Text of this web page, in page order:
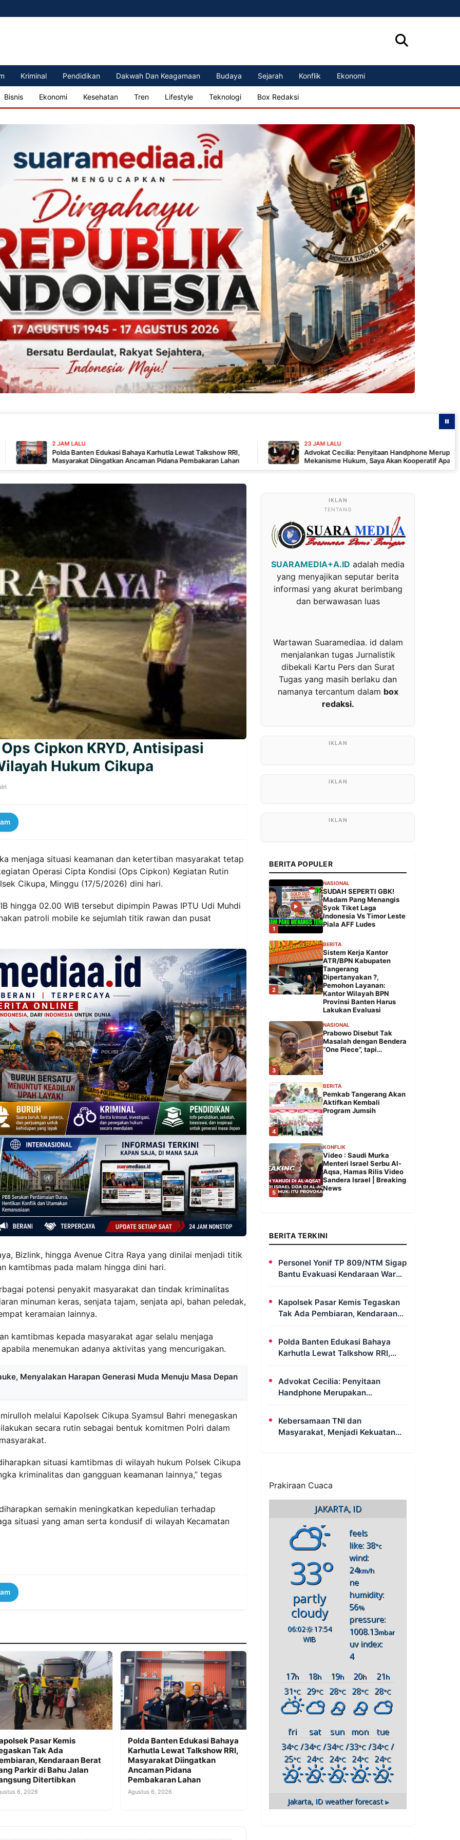
Kriminal Pendidikan Dakwah Dan Keagamaan Budaya Sejarah Konflik Ekonomi
Bisnis Ekonomi Kesehatan Tren Lifestyle Teknologi Box Redaksi
LALU
Banten Edukasi Bahaya Karhutla Lewat Talkshow RRI,
Diingatkan Ancaman Pidana Pembakaran Lahan
23 JAM LALU
Advokat Cecilia: Penyitaan Handphone Merupakan
Mekanisme Hukum, Saya Akan Kooperatif Apabila Diminta
Cipkon KRYD, Antisipasi
Hukum Cikupa
menjaga situasi keamanan dan ketertiban masyarakat tetap
Operasi Cipta Kondisi (Ops Cipkon) Kegiatan Rutin
Cikupa, Minggu (17/5/2026) dini hari.
hingga 02.00 WIB tersebut dipimpin Pawas IPTU Udi Muhdi
patroli mobile ke sejumlah titik rawan dan pusat
Bizlink, hingga Avenue Citra Raya yang dinilai menjadi titik
kamtibmas pada malam hingga dini hari.
potensi penyakit masyarakat dan tindak kriminalitas
minuman keras, senjata tajam, senjata api, bahan peledak,
keramaian lainnya.
kamtibmas kepada masyarakat agar selalu menjaga
menemukan adanya aktivitas yang mencurigakan.
Menyalakan Harapan Generasi Muda Menuju Masa Depan
melalui Kapolsek Cikupa Syamsul Bahri menegaskan
secara rutin sebagai bentuk komitmen Polri dalam
situasi kamtibmas di wilayah hukum Polsek Cikupa
kriminalitas dan gangguan keamanan lainnya,” tegas
semakin meningkatkan kepedulian terhadap
situasi yang aman serta kondusif di wilayah Kecamatan
Pasar Kemis
Tak Ada
Kendaraan Berat
Parkir di Bahu Jalan
Ditertibkan
6, 2026
Polda Banten Edukasi Bahaya
Karhutla Lewat Talkshow RRI,
Masyarakat Diingatkan
Ancaman Pidana
Pembakaran Lahan
Agustus 6, 2026
TENTANG
SUARAMEDIA+A.ID adalah media
yang menyajikan seputar berita
informasi yang akurat berimbang
dan berwawasan luas
Wartawan Suaramediaa. id dalam
menjalankan tugas Jurnalistik
dibekali Kartu Pers dan Surat
Tugas yang masih berlaku dan
namanya tercantum dalam box
redaksi.
BERITA POPULER
1
NASIONAL
SUDAH SEPERTI GBK!
Madam Pang Menangis
Syok Tiket Laga
Indonesia Vs Timor Leste
Piala AFF Ludes
2
BERITA
Sistem Kerja Kantor
ATR/BPN Kabupaten
Tangerang
Dipertanyakan ?,
Pemohon Layanan:
Kantor Wilayah BPN
Provinsi Banten Harus
Lakukan Evaluasi
3
NASIONAL
Prabowo Disebut Tak
Masalah dengan Bendera
“One Piece”, tapi…
4
BERITA
Pemkab Tangerang Akan
Aktifkan Kembali
Program Jumsih
5
KONFLIK
Video : Saudi Murka
Menteri Israel Serbu Al-
Aqsa, Hamas Rilis Video
Sandera Israel | Breaking
News
BERITA TERKINI
Personel Yonif TP 809/NTM Sigap
Bantu Evakuasi Kendaraan Warga
Wapoania yang Terperosok ke
Kapolsek Pasar Kemis Tegaskan
Tak Ada Pembiaran, Kendaraan
Berat yang Parkir di Bahu Jalan
Langsung Ditertibkan
Polda Banten Edukasi Bahaya
Karhutla Lewat Talkshow RRI,
Masyarakat Diingatkan Ancaman
Pidana Pembakaran Lahan
Advokat Cecilia: Penyitaan
Handphone Merupakan
Mekanisme Hukum, Saya Akan
Penyidik dan Tidak Perlu Takut
Kebersamaan TNI dan
Masyarakat, Menjadi Kekuatan
Prakiraan Cuaca
JAKARTA, ID
33°
partly
cloudy
06:02
17:54
WIB
feels
like: 38°c
wind:
24km/h
ne
humidity:
56%
pressure:
1008.13mbar
uv index:
4
17h 18h 19h 20h 21h
31°C 29°C 28°C 28°C 28°C
fri sat sun mon
tue
34°C/
25°C
34°C/
24°C
34°C/
24°C
33°C/
24°C
34°C /
24°C
Jakarta, IDweather forecast ▸